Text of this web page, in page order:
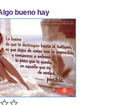
bueno hay